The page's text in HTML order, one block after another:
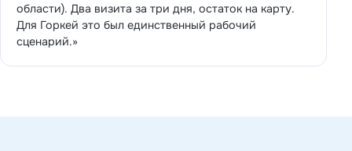
области). Два визита за три дня, остаток на карту.
Для Горкей это был единственный рабочий
сценарий.»